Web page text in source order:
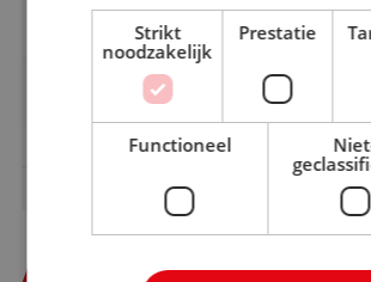
Bijlage 6Handboek
Cao-boekje
Cao-boekjeDownload
ARTIKEL 27
Strikt
noodzakelijk
Prestatie
Functioneel